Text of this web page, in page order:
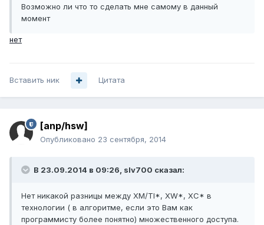
Возможно ли что то сделать мне самому в данный
момент
нет
Вставить ник Цитата
[anp/hsw]
Опубликовано 23 сентября, 2014
В 23.09.2014 в 09:26, slv700 сказал:
Нет никакой разницы между XM/TI*, XW*, XC* в
технологии ( в алгоритме, если это Вам как
программисту более понятно) множественного доступа.